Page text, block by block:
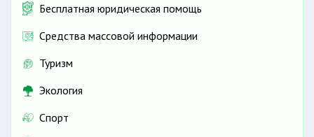
Бесплатная юридическая помощь
Средства массовой информации
Туризм
Экология
Спорт